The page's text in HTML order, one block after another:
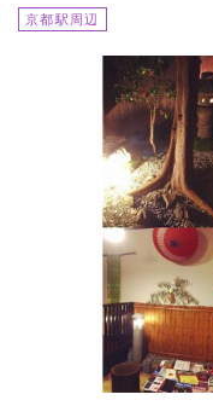
京都駅周辺